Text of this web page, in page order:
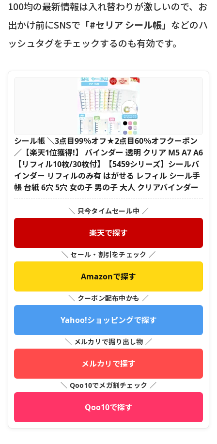
100均の最新情報は入れ替わりが激しいので、お
出かけ前にSNSで 「#セリア シール帳」 などのハ
ッシュタグをチェックするのも有効です。
シール帳 ＼3点目99％オフ★2点目60％オフクーポン
／【楽天1位獲得!】 バインダー 透明 クリア M5 A7 A6
【リフィル10枚/30枚付】【5459シリーズ】シールバ
インダー リフィルのみ有 はがせる レフィル シール手
帳 台紙 6穴 5穴 女の子 男の子 大人 クリアバインダー
＼ 只今タイムセール中 ／
楽天で探す
＼ セール・割引をチェック ／
Amazonで探す
＼ クーポン配布中かも ／
Yahoo!ショッピングで探す
＼ メルカリで掘り出し物 ／
メルカリで探す
＼ Qoo10でメガ割チェック ／
Qoo10で探す